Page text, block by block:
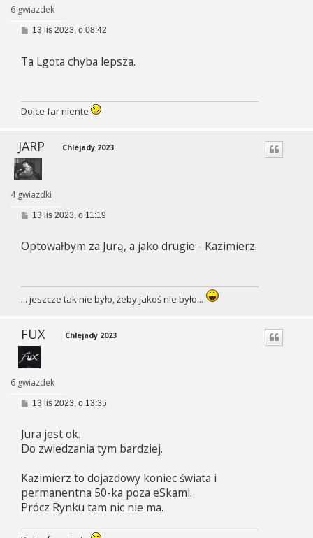
6 gwiazdek
P
t
13 lis 2023, o 08:42
Ta Lgota chyba lepsza.
Dolce far niente
JARP
4 gwiazdki
Chlejady 2023
P
t
13 lis 2023, o 11:19
Optowałbym za Jurą, a jako drugie - Kazimierz.
... jeszcze tak nie było, żeby jakoś nie było...
FUX
6 gwiazdek
Chlejady 2023
P
t
13 lis 2023, o 13:35
Jura jest ok.
Do zwiedzania tym bardziej.
Kazimierz to dojazdowy koniec świata i
permanentna 50-ka poza eSkami.
Prócz Rynku tam nic nie ma.